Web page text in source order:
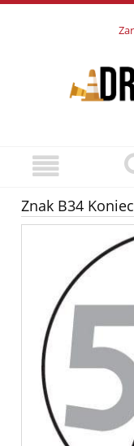
Znak B34